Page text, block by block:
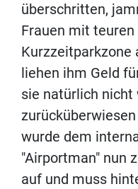
überschritten,
Frauen mit
Kurzzeitparkzone
liehen ihm Geld
sie natürlich nicht
wurde dem
"Airportman" nun
auf und muss